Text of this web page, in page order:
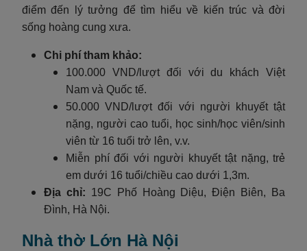
điểm đến lý tưởng để tìm hiểu về kiến trúc và đời
sống hoàng cung xưa.
Chi phí tham khảo:
100.000 VND/lượt đối với du khách Việt
Nam và Quốc tế.
50.000 VND/lượt đối với người khuyết tật
nặng, người cao tuổi, học sinh/học viên/sinh
viên từ 16 tuổi trở lên, v.v.
Miễn phí đối với người khuyết tật nặng, trẻ
em dưới 16 tuổi/chiều cao dưới 1,3m.
Địa chỉ: 19C Phố Hoàng Diệu, Điện Biên, Ba
Đình, Hà Nội.
Nhà thờ Lớn Hà Nội